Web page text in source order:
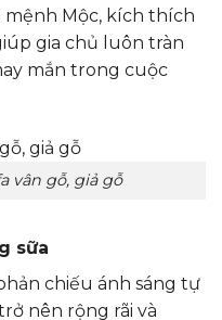
mệnh Mộc, kích thích
gia chủ luôn tràn
mắn trong cuộc
vân gỗ, giả gỗ
sữa
chiếu ánh sáng tự
nên rộng rãi và